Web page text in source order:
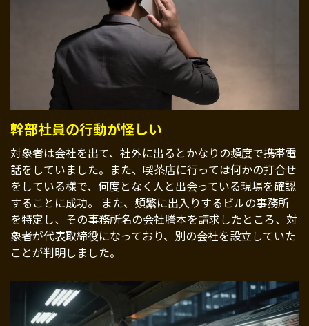
幹部社員の行動が怪しい
対象者は会社を出て、社外に出るとかなりの頻度で携帯電
話をしていました。また、喫茶店に行っては何かの打合せ
をしている様で、何度となく人と出会っている現場を確認
することに成功。 また、頻繁に出入りするビルの事務所
を特定し、その事務所名の会社謄本を請求したところ、対
象者が代表取締役になっており、別の会社を設立していた
ことが判明しました。